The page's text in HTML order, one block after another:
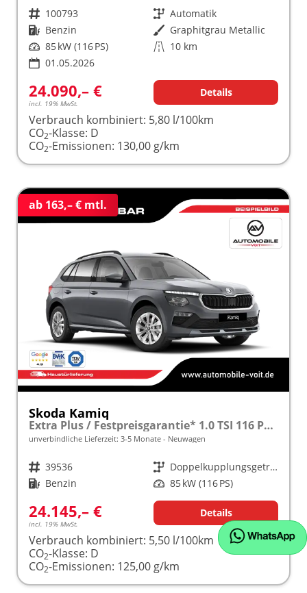
Fahrzeugnr. 100793 Getriebe Automatik
Kraftstoff Benzin Außenfarbe Graphitgrau Metallic
Leistung 85 kW (116 PS) Kilometerstand 10 km
01.05.2026
24.090,– €
incl. 19% MwSt.
Details
Verbrauch kombiniert: 5,80 l/100km
CO2-Klasse: D
CO2-Emissionen: 130,00 g/km
ab 163,– € mtl.
Skoda Kamiq
Extra Plus / Festpreisgarantie* 1.0 TSI 116 PS DSG frei konfigurierbar!
unverbindliche Lieferzeit: 3-5 Monate Neuwagen
Fahrzeugnr. 39536 Getriebe
Doppelkupplungsgetriebe (DSG)
Kraftstoff Benzin Leistung 85 kW (116 PS)
24.145,– €
incl. 19% MwSt.
Details
Verbrauch kombiniert: 5,50 l/100km
CO2-Klasse: D
CO2-Emissionen: 125,00 g/km